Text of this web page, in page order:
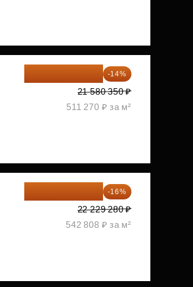
-14%
21 580 350 ₽
511 270 ₽ за м²
-16%
22 229 280 ₽
542 808 ₽ за м²